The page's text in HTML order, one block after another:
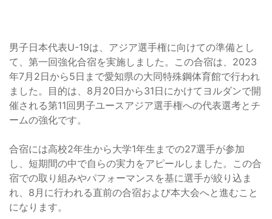
男子日本代表U-19は、アジア選手権に向けての準備とし
て、第一回強化合宿を実施しました。この合宿は、2023
年7月2日から5日まで愛知県の大同特殊鋼体育館で行われ
ました。目的は、8月20日から31日にかけてヨルダンで開
催される第11回男子ユースアジア選手権への代表選考とチ
ームの強化です。
合宿には高校2年生から大学1年生までの27選手が参加
し、短期間の中で自らの実力をアピールしました。この合
宿での取り組みやパフォーマンスを基に選手が絞り込ま
れ、8月に行われる直前の合宿および本大会へと進むこと
になります。